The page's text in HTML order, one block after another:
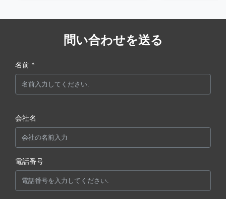
問い合わせを送る
名前 *
会社名
電話番号